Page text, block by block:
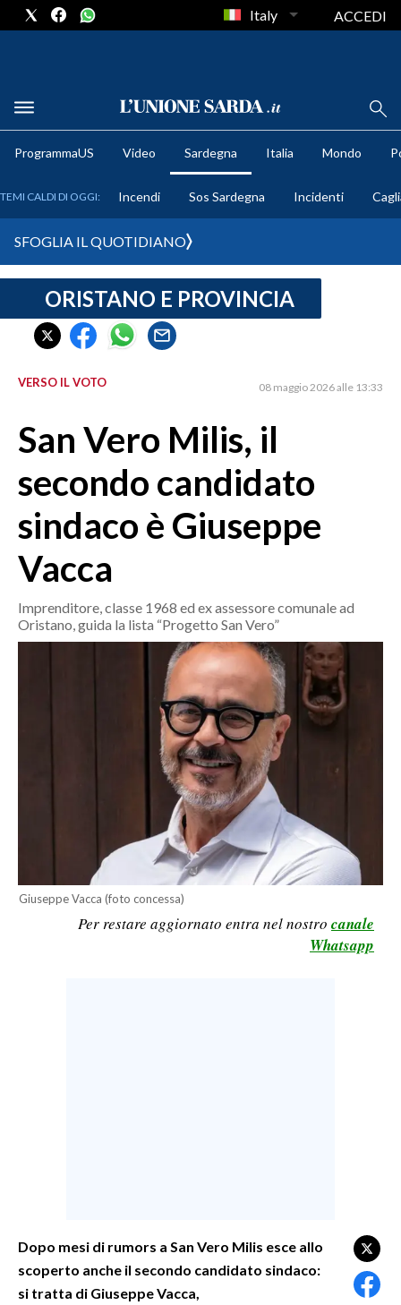
METEO
CRONACA SARDEGNA
CAGLIARI
SULCIS IGLESIENTE
ORISTANO E PROVINCIA
GALLURA
NUORO E PROVINCIA
OGLIASTRA
AGENDA
CRONACA
ITALIA
SPORT IN SARDEGNA
SPETTACOLI
Italy ACCEDI
ProgrammaUS Video Sardegna Italia Mondo
TEMI CALDI DI OGGI: Incendi Sos Sardegna Incidenti
SFOGLIA IL QUOTIDIANO
ORISTANO E PROVINCIA
VERSO IL VOTO 08 maggio 2026 alle 13:33
San Vero Milis, il
secondo candidato
sindaco è Giuseppe
Vacca
Imprenditore, classe 1968 ed ex assessore comunale ad
Oristano, guida la lista “Progetto San Vero”
Giuseppe Vacca (foto concessa)
Per restare aggiornato entra nel nostro canale
Whatsapp
Dopo mesi di rumors a San Vero Milis esce allo
scoperto anche il secondo candidato sindaco:
si tratta di Giuseppe Vacca,